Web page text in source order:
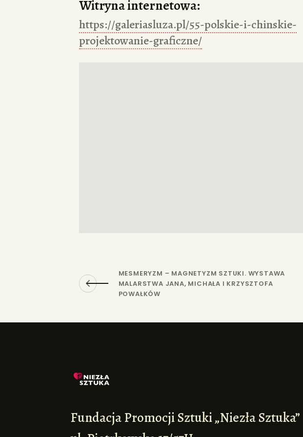
Witryna internetowa:
https://galeriasluza.pl/55-polskie-i-chinskie-
projektowanie-graficzne/
MESMERYZM – MAGNETYZM SZTUKI. WYSTAWA
MALARSTWA JANA, MICHAŁA I KRZYSZTOFA
POWAŁKÓW
Fundacja Promocji Sztuki „Niezła Sztuka”